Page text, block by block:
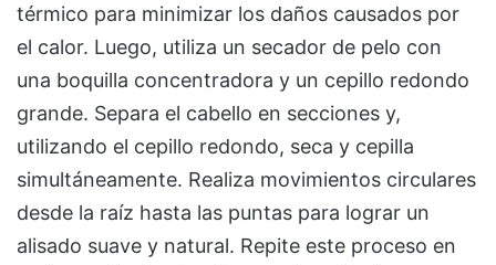
térmico para minimizar los daños causados por
el calor. Luego, utiliza un secador de pelo con
una boquilla concentradora y un cepillo redondo
grande. Separa el cabello en secciones y,
utilizando el cepillo redondo, seca y cepilla
simultáneamente. Realiza movimientos circulares
desde la raíz hasta las puntas para lograr un
alisado suave y natural. Repite este proceso en